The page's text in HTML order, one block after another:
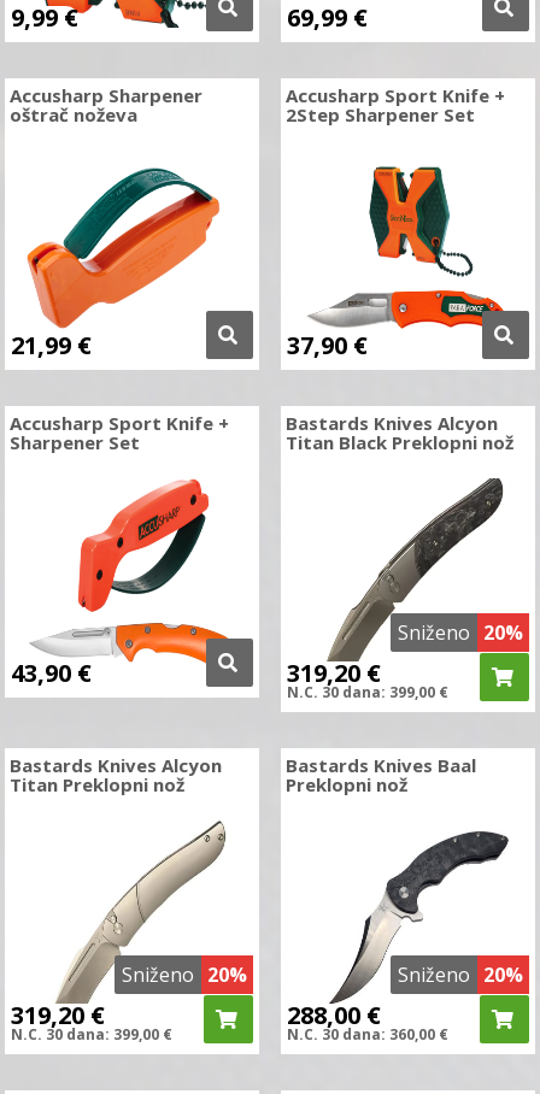
9,99 € 69,99 €
Accusharp Sharpener
oštrač noževa
21,99 €
Accusharp Sport Knife +
2Step Sharpener Set
37,90 €
Accusharp Sport Knife +
Sharpener Set
43,90 €
Sniženo 20%
Bastards Knives Alcyon
Titan Black Preklopni nož
319,20 €
N.C. 30 dana: 399,00 €
Sniženo 20%
Bastards Knives Alcyon
Titan Preklopni nož
319,20 €
N.C. 30 dana: 399,00 €
Sniženo 20%
Bastards Knives Baal
Preklopni nož
288,00 €
N.C. 30 dana: 360,00 €